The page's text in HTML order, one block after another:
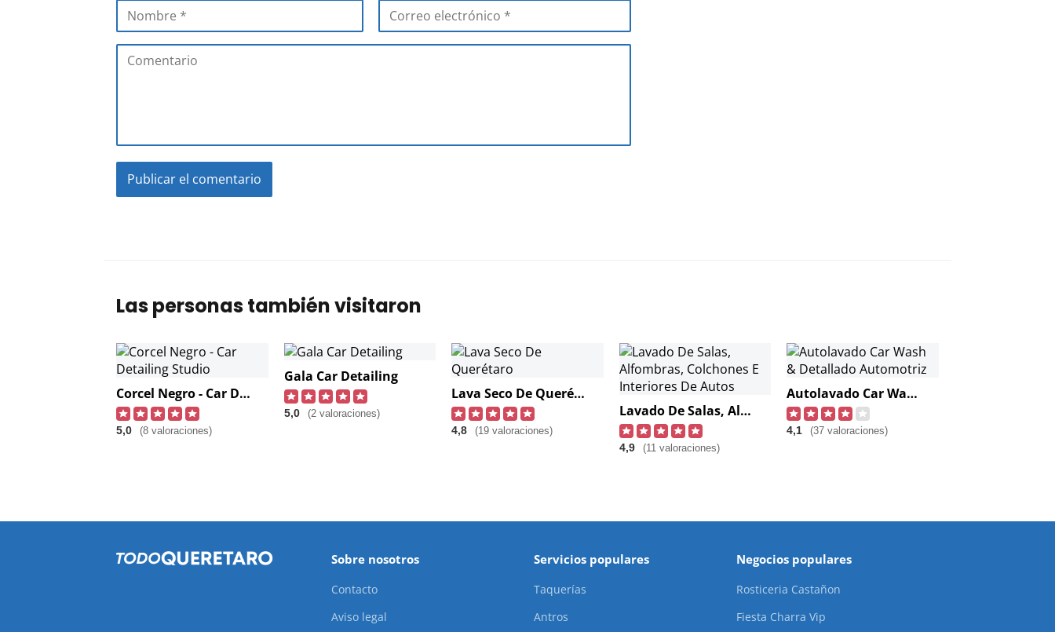
Las personas también visitaron
Corcel Negro - Car Detailing Studio
5,0 (8 valoraciones)
Gala Car Detailing
5,0 (2 valoraciones)
Lava Seco De Querétaro
4,8 (19 valoraciones)
Lavado De Salas, Alfombras, Colchones E Interiores De Autos
4,9 (11 valoraciones)
Autolavado Car Wash & Detallado Automotriz
4,1 (37 valoraciones)
Sobre nosotros
Contacto
Aviso legal
Servicios populares
Taquerías
Antros
Negocios populares
Rosticeria Castañon
Fiesta Charra Vip